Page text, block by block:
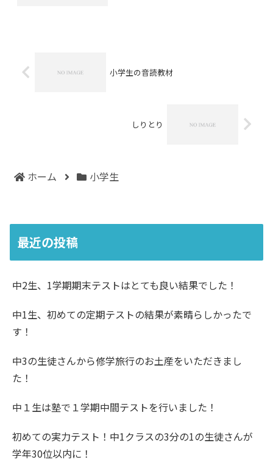
小学生の音読教材
しりとり
ホーム 小学生
最近の投稿
中2生、1学期期末テストはとても良い結果でした！
中1生、初めての定期テストの結果が素晴らしかったで
す！
中3の生徒さんから修学旅行のお土産をいただきまし
た！
中１生は塾で１学期中間テストを行いました！
初めての実力テスト！中1クラスの3分の1の生徒さんが
学年30位以内に！